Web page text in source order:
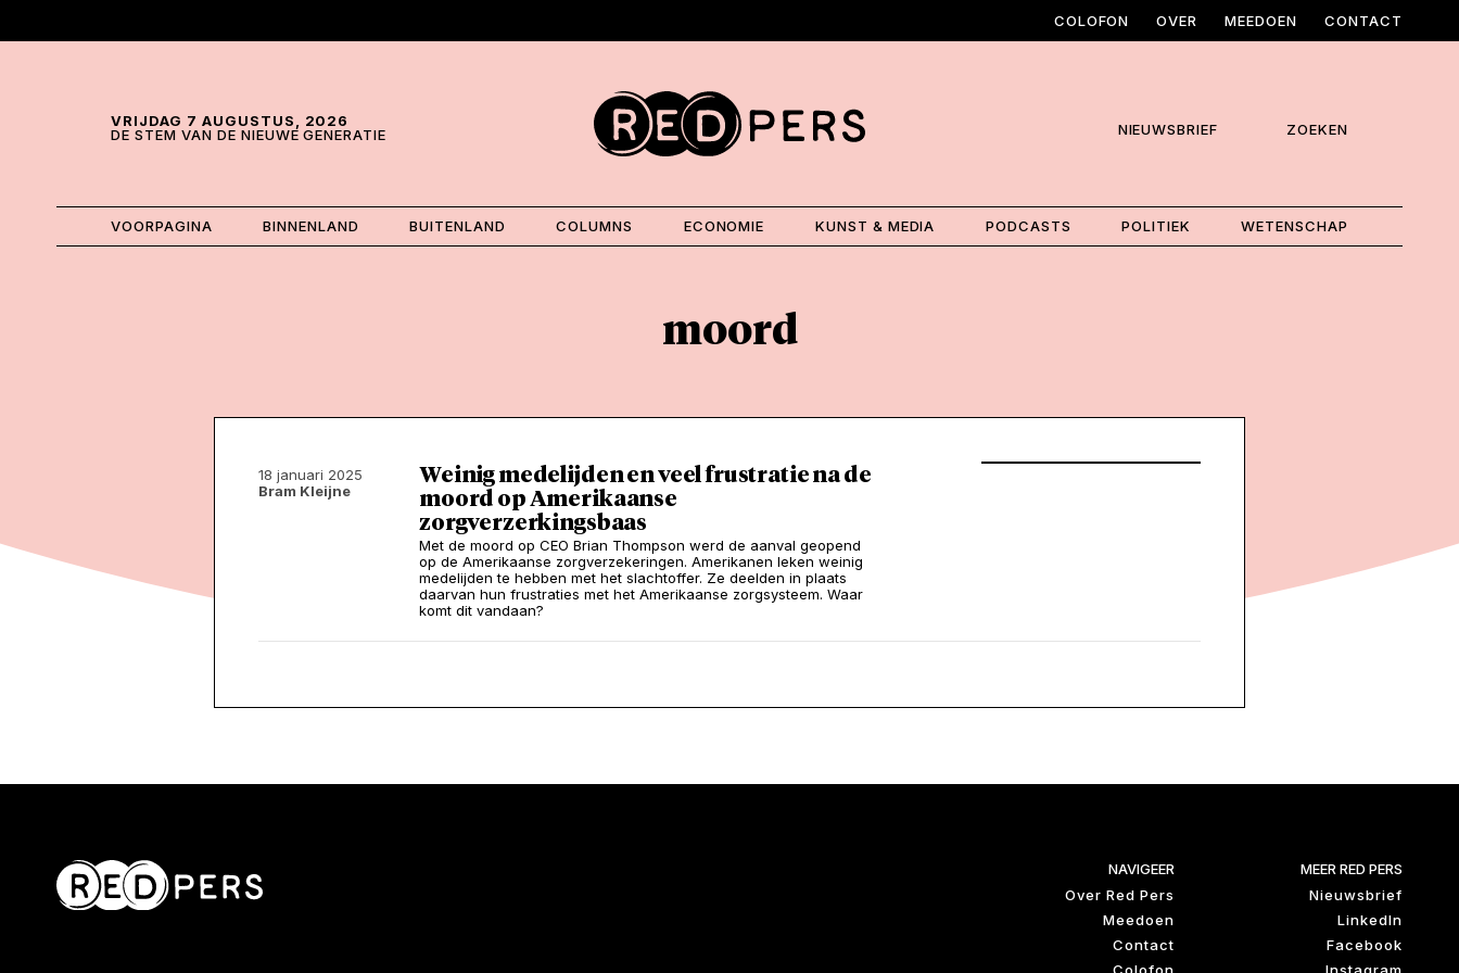
COLOFON OVER MEEDOEN CONTACT
VRIJDAG 7 AUGUSTUS, 2026
DE STEM VAN DE NIEUWE GENERATIE
NIEUWSBRIEF ZOEKEN
VOORPAGINA BINNENLAND BUITENLAND COLUMNS ECONOMIE KUNST & MEDIA PODCASTS POLITIEK WETENSCHAP
moord
18 januari 2025
Bram Kleijne
Weinig medelijden en veel frustratie na de
moord op Amerikaanse
zorgverzerkingsbaas
Met de moord op CEO Brian Thompson werd de aanval geopend
op de Amerikaanse zorgverzekeringen. Amerikanen leken weinig
medelijden te hebben met het slachtoffer. Ze deelden in plaats
daarvan hun frustraties met het Amerikaanse zorgsysteem. Waar
komt dit vandaan?
NAVIGEER
Over Red Pers
Meedoen
Contact
MEER RED PERS
Nieuwsbrief
LinkedIn
Facebook